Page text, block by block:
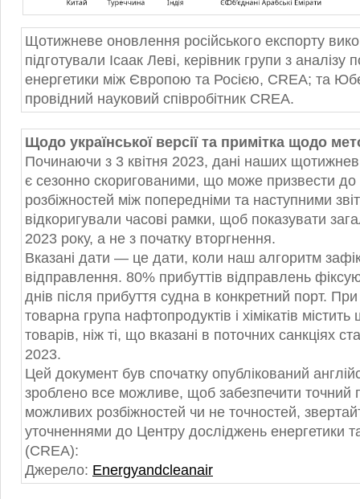
Щотижневе оновлення російського експорту
підготували Ісаак Леві, керівник групи з аналізу
енергетики між Європою та Росією, CREA; та
провідний науковий співробітник CREA.
Щодо української версії та примітка щодо
Починаючи з 3 квітня 2023, дані наших
є сезонно скоригованими, що може призвести до
розбіжностей між попередніми та наступними
відкоригували часові рамки, щоб показувати
2023 року, а не з початку вторгнення.
Вказані дати — це дати, коли наш алгоритм
відправлення. 80% прибуттів відправлень
днів після прибуття судна в конкретний порт.
товарна група нафтопродуктів і хімікатів
товарів, ніж ті, що вказані в поточних санкціях
2023.
Цей документ був спочатку опублікований
зроблено все можливе, щоб забезпечити точний
можливих розбіжностей чи не точностей,
уточненнями до Центру досліджень енергетики
(CREA):
Джерело: Energyandcleanair